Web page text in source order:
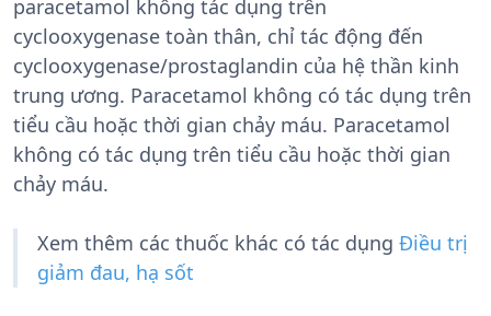
paracetamol không tác dụng trên
cyclooxygenase toàn thân, chỉ tác động đến
cyclooxygenase/prostaglandin của hệ thần kinh
trung ương. Paracetamol không có tác dụng trên
tiểu cầu hoặc thời gian chảy máu. Paracetamol
không có tác dụng trên tiểu cầu hoặc thời gian
chảy máu.
Xem thêm các thuốc khác có tác dụng Điều trị
giảm đau, hạ sốt